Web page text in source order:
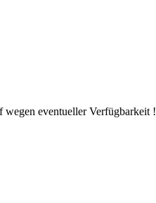
eventueller Verfügbarkeit !